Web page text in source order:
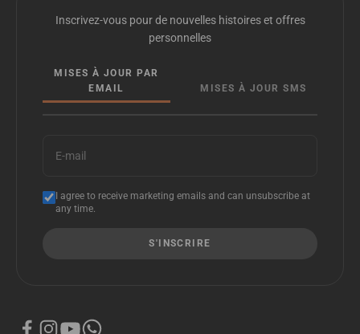
Inscrivez-vous pour de nouvelles histoires et offres
personnelles
MISES À JOUR PAR
EMAIL
MISES À JOUR SMS
E-mail
I agree to receive marketing emails and can unsubscribe at
any time.
S'INSCRIRE